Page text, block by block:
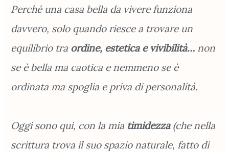
Perché una casa bella da vivere funziona
davvero, solo quando riesce a trovare un
equilibrio tra ordine, estetica e vivibilità… non
se è bella ma caotica e nemmeno se è
ordinata ma spoglia e priva di personalità.
Oggi sono qui, con la mia timidezza (che nella
scrittura trova il suo spazio naturale, fatto di